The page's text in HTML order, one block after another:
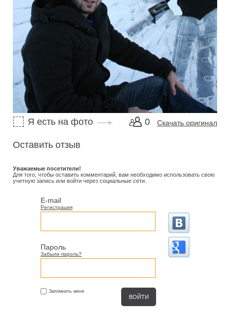
Скачать оригинал
0
Я есть на фото
Оставить отзыв
Уважаемые посетители!
Для того, чтобы оставить комментарий, вам необходимо использовать свою
учетную запись или войти через социальные сети.
E-mail
Регистрация
Пароль
Забыли пароль?
Запомнить меня